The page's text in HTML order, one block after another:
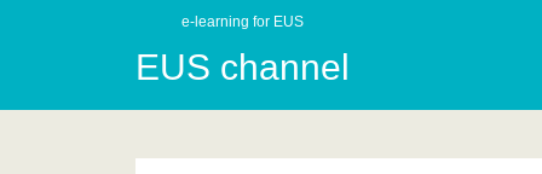
e-learning for EUS
EUS channel